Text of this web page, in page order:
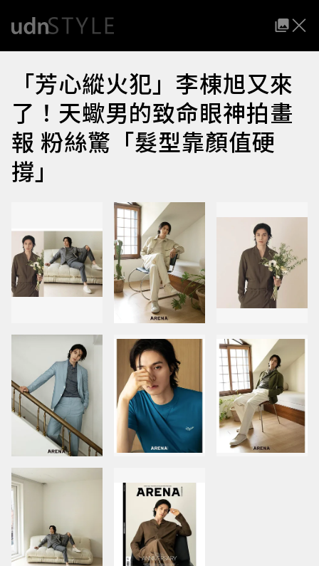
「芳心縱火犯」李棟旭又來
了！天蠍男的致命眼神拍畫
報 粉絲驚「髮型靠顏值硬
撐」